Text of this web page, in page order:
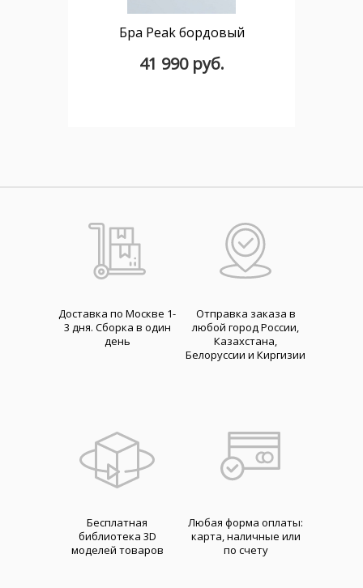
Бра Peak бордовый
41 990 руб.
Доставка по Москве 1-
3 дня. Cборка в один
день
Отправка заказа в
любой город России,
Казахстана,
Белоруссии и Киргизии
Бесплатная
библиотека 3D
моделей товаров
Любая форма оплаты:
карта, наличные или
по счету